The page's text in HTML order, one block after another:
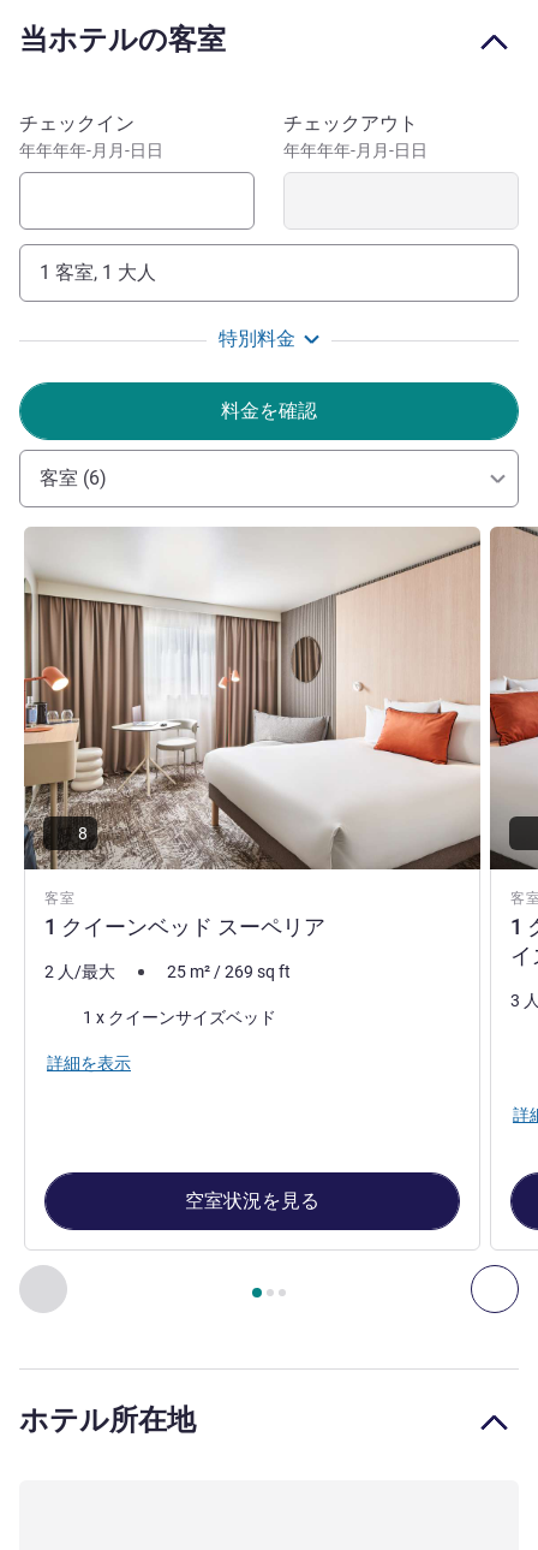
名所に行けます。 レセプションエリア、レストラン、バ
ます。
パリ 13 区にある当ホテルは、ご出張やご家族での旅行に
おります。文化と快適さを満喫する休暇に必要なすべてが
揃っています。今すぐご予約ください！
します。上海の通りのように本格的なチャイナタウンと、
花の咲き誇るシテ フロラルをぜひご堪能ください。新た
な風景をお楽しみください！
JEAN-PHILIPPE CABOCHE ホテル経営
当ホテルの客室
このホテルを予約
チェックイン
年年年年-月月-日日
チェックアウト
年年年年-月月-日日
1 客室, 1 大人
特別料金
料金を確認
客室 (6)
前に戻る - 客室 次
3ページ中 , 客室 1 : 1 クイーンベッド スーペリア
客室
1 クイーンベッド スーペリア
詳細を表示
8
2 人/最大 25 m²/269 sq ft
1 x クイーンサイズベッド
詳細を表示
空室状況を見る
客
1
詳細
3
詳
ホテル所在地